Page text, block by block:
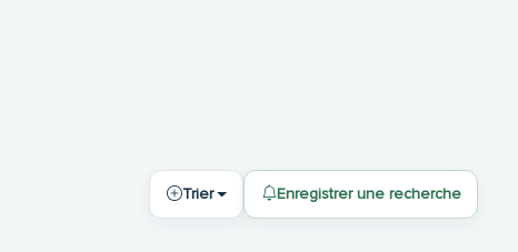
Trier Enregistrer une recherche